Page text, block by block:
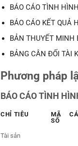
BÁO CÁO TÌNH
BÁO CÁO KẾT QUẢ
BẢN THUYẾT MINH
BẢNG CÂN ĐỐI TÀI
Phương pháp
BÁO CÁO TÌNH
CHỈ TIÊU
MÃ
SỐ
Tài sản